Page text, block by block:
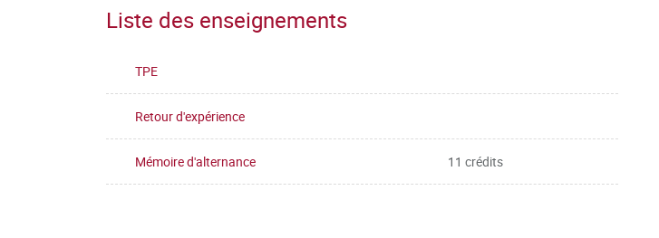
Liste des enseignements
TPE
Retour d'expérience
Mémoire d'alternance 11 crédits